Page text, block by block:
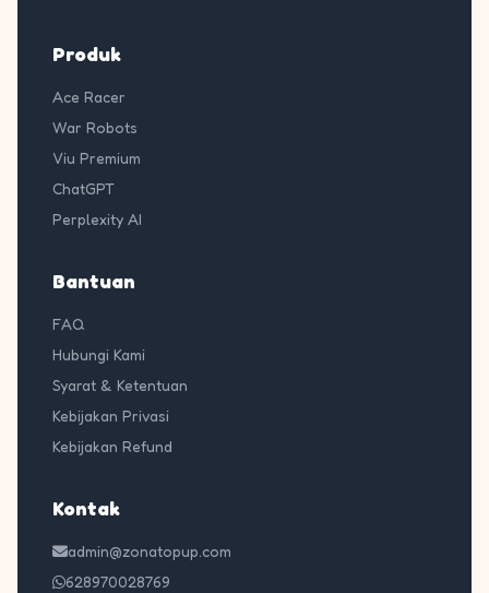
Produk
Ace Racer
War Robots
Viu Premium
ChatGPT
Perplexity AI
Bantuan
FAQ
Hubungi Kami
Syarat & Ketentuan
Kebijakan Privasi
Kebijakan Refund
Kontak
admin@zonatopup.com
628970028769